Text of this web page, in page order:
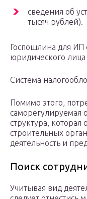
сведения об
тысяч рублей).
Госпошлина для ИП
юридического лица
Система
Помимо этого,
саморегулируемая
структура, которая
строительных
деятельность и
Поиск
Учитывая вид